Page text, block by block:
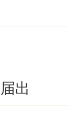
出